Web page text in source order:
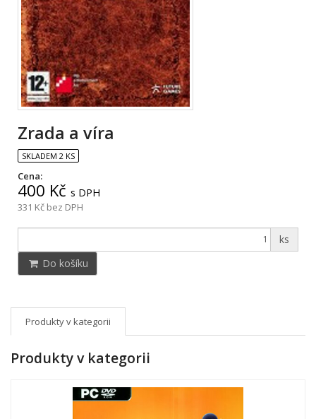
Zrada a víra
SKLADEM 2 KS
Cena:
400 Kč s DPH
331 Kč bez DPH
ks
Do košíku
Produkty v kategorii
Produkty v kategorii